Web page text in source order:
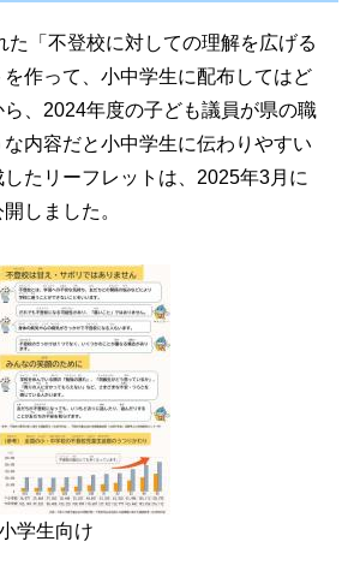
た「不登校に対しての理解を広げる
作って、小中学生に配布してはど
ら、2024年度の子ども議員が県の職
内容だと小中学生に伝わりやすい
たリーフレットは、2025年3月に
しました。
学生向け